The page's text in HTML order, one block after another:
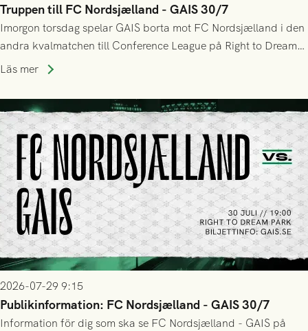
Truppen till FC Nordsjælland - GAIS 30/7
Imorgon torsdag spelar GAIS borta mot FC Nordsjælland i den
andra kvalmatchen till Conference League på Right to Dream
Park! Fredrik Holmberg och ledarstaben har tagit ut följande
Läs mer
2026-07-29 9:15
Publikinformation: FC Nordsjælland - GAIS 30/7
Information för dig som ska se FC Nordsjælland - GAIS på